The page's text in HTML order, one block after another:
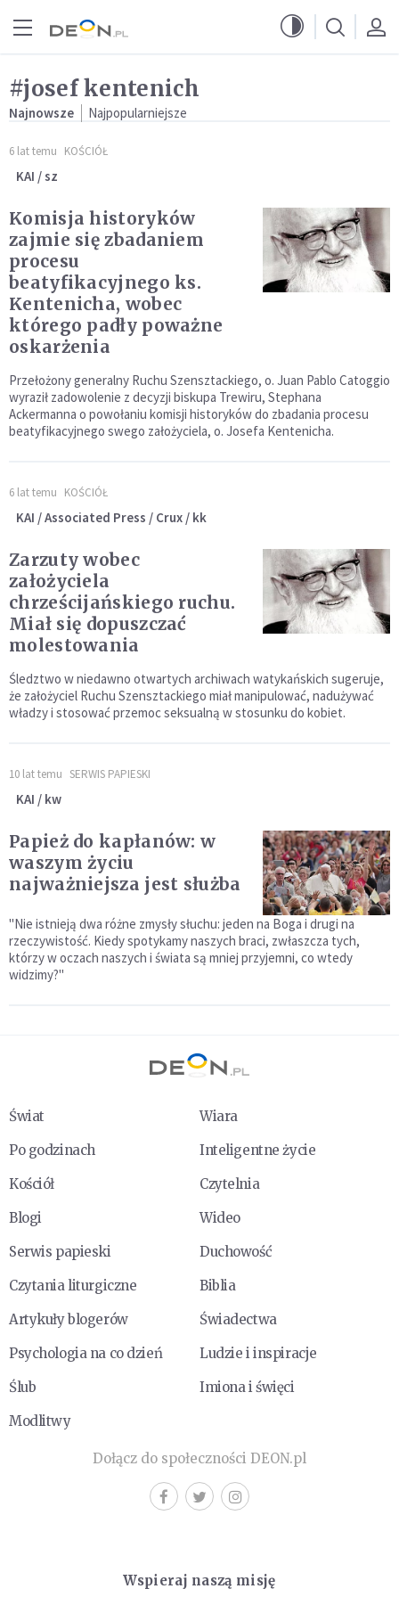
#josef kentenich
Najnowsze Najpopularniejsze
6 lat temu KOŚCIÓŁ
KAI / sz
Komisja historyków
zajmie się zbadaniem
procesu
beatyfikacyjnego ks.
Kentenicha, wobec
którego padły poważne
oskarżenia
Przełożony generalny Ruchu Szensztackiego, o. Juan Pablo Catoggio
wyraził zadowolenie z decyzji biskupa Trewiru, Stephana
Ackermanna o powołaniu komisji historyków do zbadania procesu
beatyfikacyjnego swego założyciela, o. Josefa Kentenicha.
6 lat temu KOŚCIÓŁ
KAI / Associated Press / Crux / kk
Zarzuty wobec
założyciela
chrześcijańskiego ruchu.
Miał się dopuszczać
molestowania
Śledztwo w niedawno otwartych archiwach watykańskich sugeruje,
że założyciel Ruchu Szensztackiego miał manipulować, nadużywać
władzy i stosować przemoc seksualną w stosunku do kobiet.
10 lat temu SERWIS PAPIESKI
KAI / kw
Papież do kapłanów: w
waszym życiu
najważniejsza jest służba
"Nie istnieją dwa różne zmysły słuchu: jeden na Boga i drugi na
rzeczywistość. Kiedy spotykamy naszych braci, zwłaszcza tych,
którzy w oczach naszych i świata są mniej przyjemni, co wtedy
widzimy?"
Świat
Wiara
Po godzinach
Inteligentne życie
Kościół
Czytelnia
Blogi
Wideo
Serwis papieski
Duchowość
Czytania liturgiczne
Biblia
Artykuły blogerów
Świadectwa
Psychologia na co dzień
Ludzie i inspiracje
Ślub
Imiona i święci
Modlitwy
Dołącz do społeczności DEON.pl
Wspieraj naszą misję